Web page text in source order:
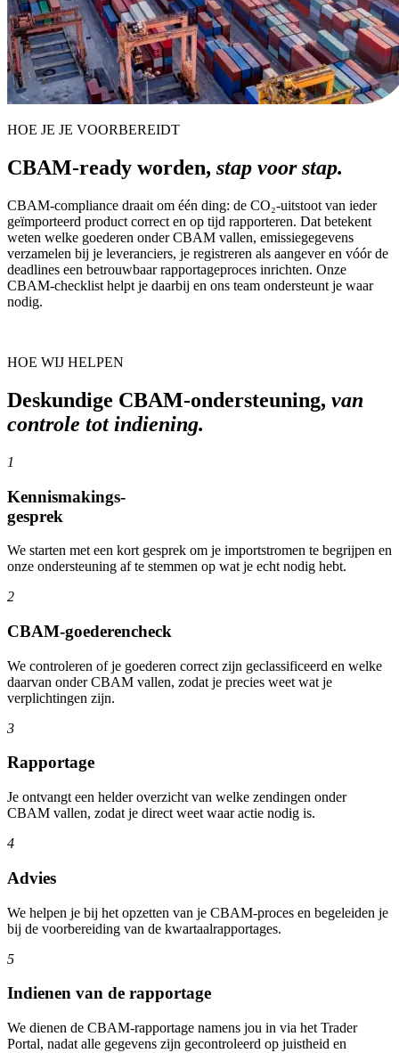
HOE JE JE VOORBEREIDT
CBAM-ready worden, stap voor stap.
CBAM-compliance draait om één ding: de CO₂-uitstoot van ieder
geïmporteerd product correct en op tijd rapporteren. Dat betekent
weten welke goederen onder CBAM vallen, emissiegegevens
verzamelen bij je leveranciers, je registreren als aangever en vóór de
deadlines een betrouwbaar rapportageproces inrichten. Onze
CBAM-checklist helpt je daarbij en ons team ondersteunt je waar
nodig.
HOE WIJ HELPEN
Deskundige CBAM-ondersteuning, van
controle tot indiening.
1
Kennismakings-
gesprek
We starten met een kort gesprek om je importstromen te begrijpen en
onze ondersteuning af te stemmen op wat je echt nodig hebt.
2
CBAM-goederencheck
We controleren of je goederen correct zijn geclassificeerd en welke
daarvan onder CBAM vallen, zodat je precies weet wat je
verplichtingen zijn.
3
Rapportage
Je ontvangt een helder overzicht van welke zendingen onder
CBAM vallen, zodat je direct weet waar actie nodig is.
4
Advies
We helpen je bij het opzetten van je CBAM-proces en begeleiden je
bij de voorbereiding van de kwartaalrapportages.
5
Indienen van de rapportage
We dienen de CBAM-rapportage namens jou in via het Trader
Portal, nadat alle gegevens zijn gecontroleerd op juistheid en